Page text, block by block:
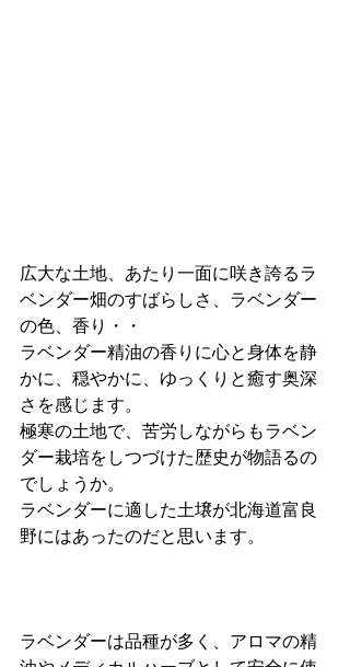
広大な土地、あたり一面に咲き誇るラ
ベンダー畑のすばらしさ、ラベンダー
の色、香り・・
ラベンダー精油の香りに心と身体を静
かに、穏やかに、ゆっくりと癒す奥深
さを感じます。
極寒の土地で、苦労しながらもラベン
ダー栽培をしつづけた歴史が物語るの
でしょうか。
ラベンダーに適した土壌が北海道富良
野にはあったのだと思います。
ラベンダーは品種が多く、アロマの精